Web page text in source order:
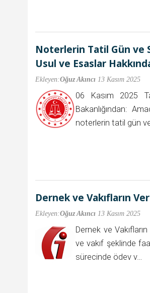
Noterlerin Tatil Gün ve
Usul ve Esaslar
Ekleyen:Oğuz Akıncı 13 Kasım 2025
06 Kasım 2025
Bakanlığından:
noterlerin tatil gün
Dernek ve Vakıfların
Ekleyen:Oğuz Akıncı 13 Kasım 2025
Dernek ve
ve vakıf şeklinde
sürecinde ödev v…